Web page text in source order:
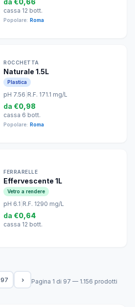
da €0,66
cassa 12 bott.
Popolare: Roma
ROCCHETTA
Naturale 1.5L
Plastica
pH 7.56 R.F. 171.1 mg/L
da €0,98
cassa 6 bott.
Popolare: Roma
FERRARELLE
Effervescente 1L
Vetro a rendere
pH 6.1 R.F. 1290 mg/L
da €0,64
cassa 12 bott.
97 › Pagina 1 di 97 — 1.156 prodotti